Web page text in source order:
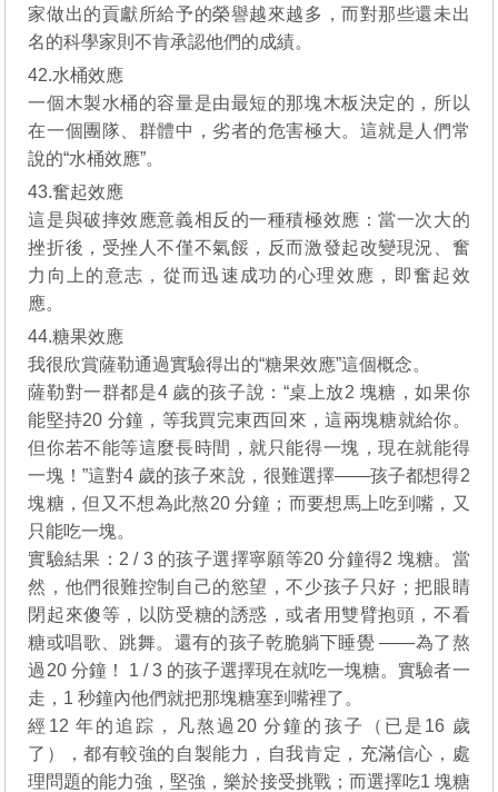
家做出的貢獻所給予的榮譽越來越多，而對那些還未出
名的科學家則不肯承認他們的成績。
42.水桶效應
一個木製水桶的容量是由最短的那塊木板決定的，所以
在一個團隊、群體中，劣者的危害極大。這就是人們常
說的“水桶效應”。
43.奮起效應
這是與破摔效應意義相反的一種積極效應：當一次大的
挫折後，受挫人不僅不氣餒，反而激發起改變現況、奮
力向上的意志，從而迅速成功的心理效應，即奮起效
應。
44.糖果效應
我很欣賞薩勒通過實驗得出的“糖果效應”這個概念。
薩勒對一群都是4 歲的孩子說：“桌上放2 塊糖，如果你
能堅持20 分鐘，等我買完東西回來，這兩塊糖就給你。
但你若不能等這麼長時間，就只能得一塊，現在就能得
一塊！”這對4 歲的孩子來說，很難選擇——孩子都想得2
塊糖，但又不想為此熬20 分鐘；而要想馬上吃到嘴，又
只能吃一塊。
實驗結果：2 / 3 的孩子選擇寧願等20 分鐘得2 塊糖。當
然，他們很難控制自己的慾望，不少孩子只好；把眼睛
閉起來傻等，以防受糖的誘惑，或者用雙臂抱頭，不看
糖或唱歌、跳舞。還有的孩子乾脆躺下睡覺 ——為了熬
過20 分鐘！ 1 / 3 的孩子選擇現在就吃一塊糖。實驗者一
走，1 秒鐘內他們就把那塊糖塞到嘴裡了。
經12 年的追踪，凡熬過20 分鐘的孩子（已是16 歲
了），都有較強的自製能力，自我肯定，充滿信心，處
理問題的能力強，堅強，樂於接受挑戰；而選擇吃1 塊糖